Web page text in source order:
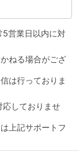
5営業日以内に対
ねる場合がござ
は行っておりま
応しておりませ
上記サポートフ